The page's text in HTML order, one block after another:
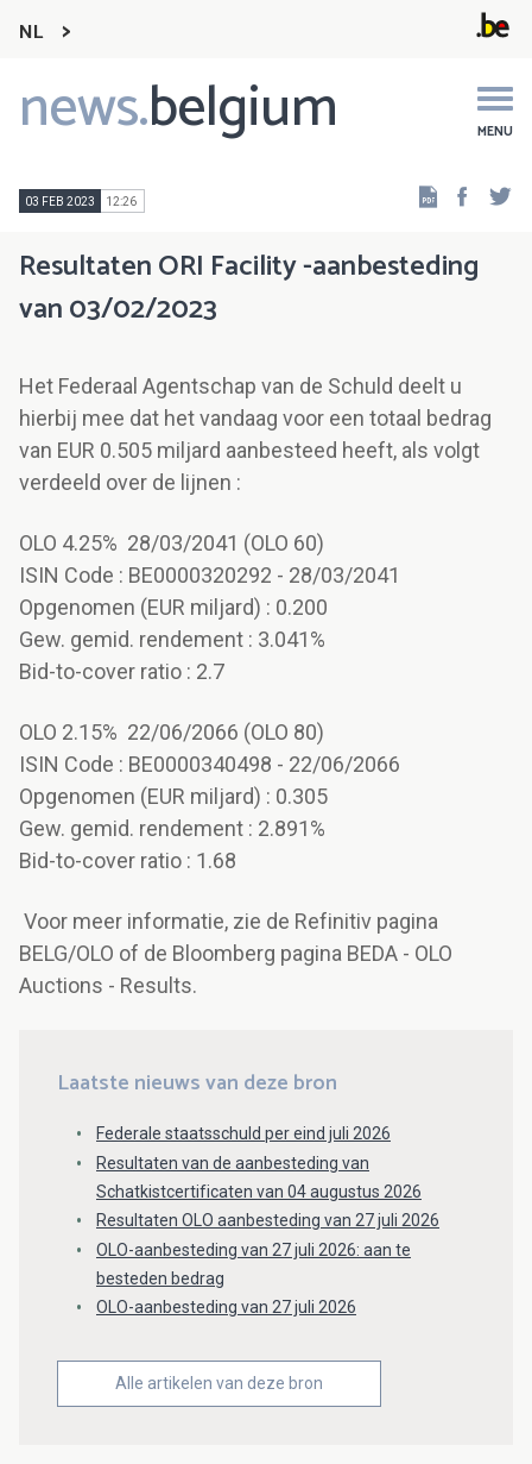
NL
news.belgium MENU
Main
navigation
03 FEB 2023 12:26
Resultaten ORI Facility -aanbesteding
van 03/02/2023
Het Federaal Agentschap van de Schuld deelt u
hierbij mee dat het vandaag voor een totaal bedrag
van EUR 0.505 miljard aanbesteed heeft, als volgt
verdeeld over de lijnen :
OLO 4.25% 28/03/2041 (OLO 60)
ISIN Code : BE0000320292 - 28/03/2041
Opgenomen (EUR miljard) : 0.200
Gew. gemid. rendement : 3.041%
Bid-to-cover ratio : 2.7
OLO 2.15% 22/06/2066 (OLO 80)
ISIN Code : BE0000340498 - 22/06/2066
Opgenomen (EUR miljard) : 0.305
Gew. gemid. rendement : 2.891%
Bid-to-cover ratio : 1.68
Voor meer informatie, zie de Refinitiv pagina
BELG/OLO of de Bloomberg pagina BEDA - OLO
Auctions - Results.
Laatste nieuws van deze bron
Federale staatsschuld per eind juli 2026
Resultaten van de aanbesteding van
Schatkistcertificaten van 04 augustus 2026
Resultaten OLO aanbesteding van 27 juli 2026
OLO-aanbesteding van 27 juli 2026: aan te
besteden bedrag
OLO-aanbesteding van 27 juli 2026
Alle artikelen van deze bron